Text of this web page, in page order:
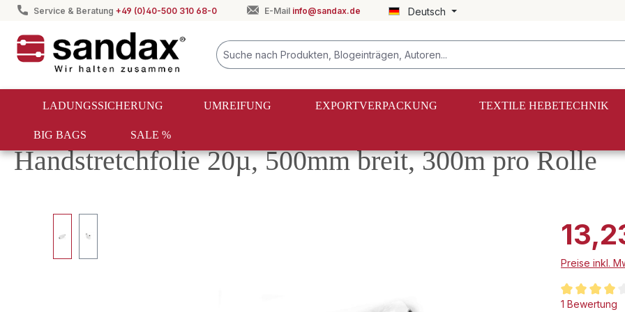
Zur Hauptnavigation springen
Service & Beratung +49 (0)40-500 310 68-0 E-Mail info@sandax.de Deutsch
LADUNGSSICHERUNG UMREIFUNG EXPORTVERPACKUNG TEXTILE HEBETECHNIK
BIG BAGS SALE %
Industriebedarf Verpackungsmittel
Handstretchfolie 20µ, 500mm breit, 300m pro Rolle
Preise inkl.
1 Bewertung